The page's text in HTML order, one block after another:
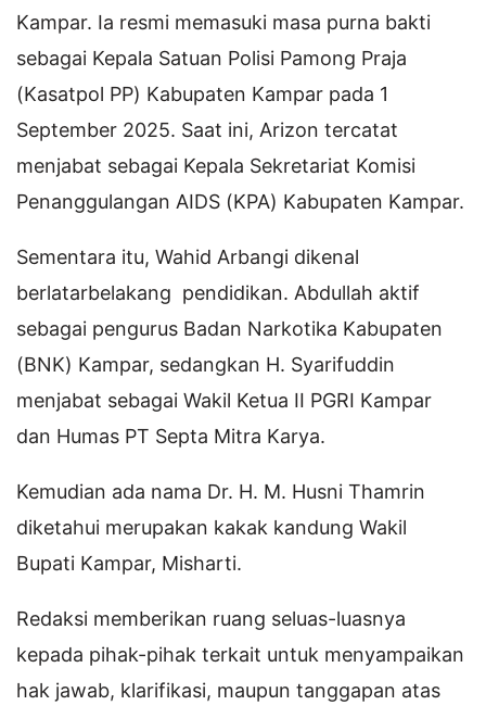
Kampar. Ia resmi memasuki masa purna bakti
sebagai Kepala Satuan Polisi Pamong Praja
(Kasatpol PP) Kabupaten Kampar pada 1
September 2025. Saat ini, Arizon tercatat
menjabat sebagai Kepala Sekretariat Komisi
Penanggulangan AIDS (KPA) Kabupaten Kampar.
Sementara itu, Wahid Arbangi dikenal
berlatarbelakang pendidikan. Abdullah aktif
sebagai pengurus Badan Narkotika Kabupaten
(BNK) Kampar, sedangkan H. Syarifuddin
menjabat sebagai Wakil Ketua II PGRI Kampar
dan Humas PT Septa Mitra Karya.
Kemudian ada nama Dr. H. M. Husni Thamrin
diketahui merupakan kakak kandung Wakil
Bupati Kampar, Misharti.
Redaksi memberikan ruang seluas-luasnya
kepada pihak-pihak terkait untuk menyampaikan
hak jawab, klarifikasi, maupun tanggapan atas